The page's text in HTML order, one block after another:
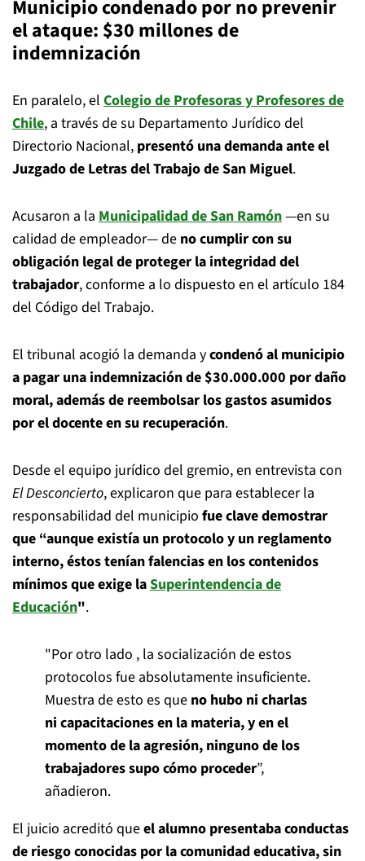
Municipio condenado por no prevenir
el ataque: $30 millones de
indemnización
En paralelo, el Colegio de Profesoras y Profesores de
Chile, a través de su Departamento Jurídico del
Directorio Nacional, presentó una demanda ante el
Juzgado de Letras del Trabajo de San Miguel.
Acusaron a la Municipalidad de San Ramón—en su
calidad de empleador— de no cumplir con su
obligación legal de proteger la integridad del
trabajador, conforme a lo dispuesto en el artículo 184
del Código del Trabajo.
El tribunal acogió la demanda ycondenó al municipio
a pagar una indemnización de $30.000.000 por daño
moral, además de reembolsar los gastos asumidos
por el docente en su recuperación.
Desde el equipo jurídico del gremio, en entrevista con
El Desconcierto, explicaron que para establecer la
responsabilidad del municipio fue clave demostrar
que “aunque existía un protocolo y un reglamento
interno, éstos tenían falencias en los contenidos
mínimos que exige laSuperintendencia de
Educación".
"Por otro lado , la socialización de estos
protocolos fue absolutamente insuficiente.
Muestra de esto es que no hubo ni charlas
ni capacitaciones en la materia, y en el
momento de la agresión, ninguno de los
trabajadores supo cómo proceder”,
añadieron.
El juicio acreditó queel alumno presentaba conductas
de riesgo conocidas por la comunidad educativa, sin